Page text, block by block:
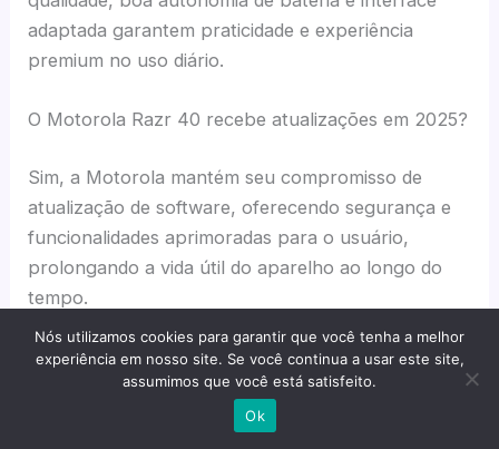
adaptada garantem praticidade e experiência
premium no uso diário.
O Motorola Razr 40 recebe atualizações em 2025?
Sim, a Motorola mantém seu compromisso de
atualização de software, oferecendo segurança e
funcionalidades aprimoradas para o usuário,
prolongando a vida útil do aparelho ao longo do
tempo.
Como está o desempenho do Razr 40 em apps e
jogos atuais?
Nós utilizamos cookies para garantir que você tenha a melhor
experiência em nosso site. Se você continua a usar este site,
assumimos que você está satisfeito.
Ok